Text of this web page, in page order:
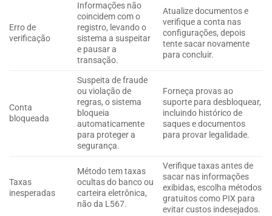
Erro de
verificação
Informações não
coincidem com o
registro, levando o
sistema a suspeitar
e pausar a
transação.
Atualize documentos e
verifique a conta nas
configurações, depois
tente sacar novamente
para concluir.
Conta
bloqueada
Suspeita de fraude
ou violação de
regras, o sistema
bloqueia
automaticamente
para proteger a
segurança.
Forneça provas ao
suporte para desbloquear,
incluindo histórico de
saques e documentos
para provar legalidade.
Taxas
inesperadas
Método tem taxas
ocultas do banco ou
carteira eletrônica,
não da L567.
Verifique taxas antes de
sacar nas informações
exibidas, escolha métodos
gratuitos como PIX para
evitar custos indesejados.